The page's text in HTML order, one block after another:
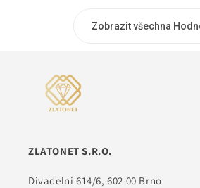
Zobrazit všechna
ZLATONET S.R.O.
Divadelní 614/6, 602 00 Brno